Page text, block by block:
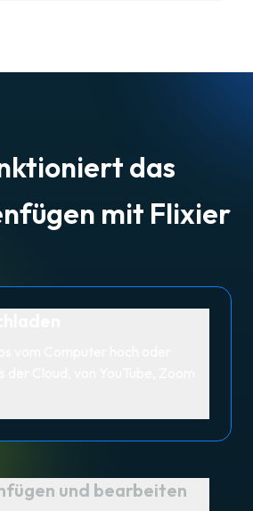
das
mit Flixier
und bearbeiten